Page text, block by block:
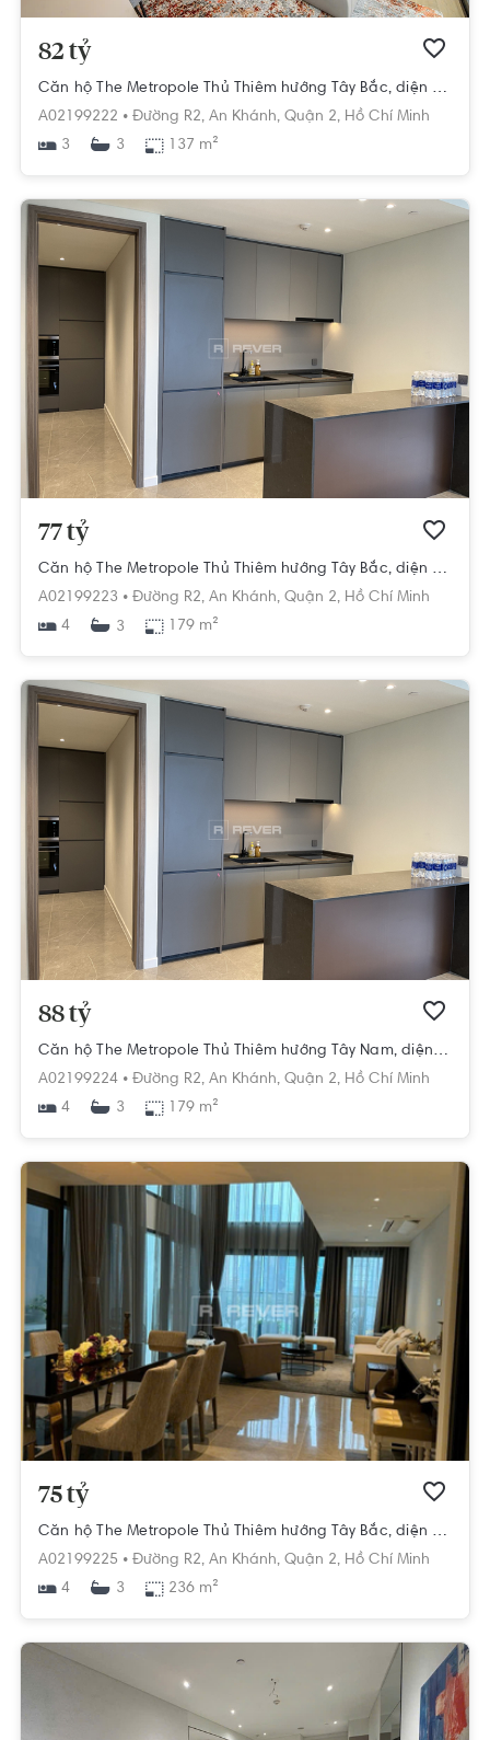
82 tỷ
Căn hộ The Metropole Thủ Thiêm hướng Tây Bắc, diện tích 137m²
A02199222 • Đường R2, An Khánh, Quận 2, Hồ Chí Minh
3
3 137 m²
77 tỷ
Căn hộ The Metropole Thủ Thiêm hướng Tây Bắc, diện tích 179m²
A02199223 • Đường R2, An Khánh, Quận 2, Hồ Chí Minh
4
3 179 m²
88 tỷ
Căn hộ The Metropole Thủ Thiêm hướng Tây Nam, diện tích 179m²
A02199224 • Đường R2, An Khánh, Quận 2, Hồ Chí Minh
4
3 179 m²
75 tỷ
Căn hộ The Metropole Thủ Thiêm hướng Tây Bắc, diện tích 236m²
A02199225 • Đường R2, An Khánh, Quận 2, Hồ Chí Minh
4
3 236 m²